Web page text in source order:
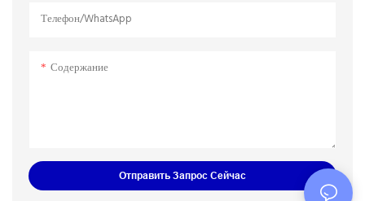
Телефон/WhatsApp
Содержание
Отправить Запрос Сейчас
количествах.